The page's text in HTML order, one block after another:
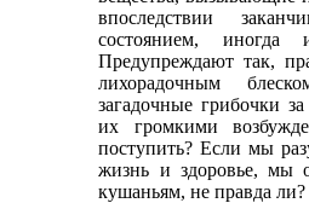
впоследствии
состоянием, иногда
Предупреждают так,
лихорадочным
загадочные грибочки
их громкими
поступить? Если мы
жизнь и здоровье, мы
кушаньям, не правда